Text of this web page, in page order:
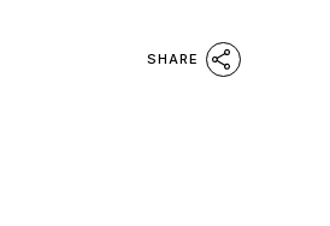
SHARE